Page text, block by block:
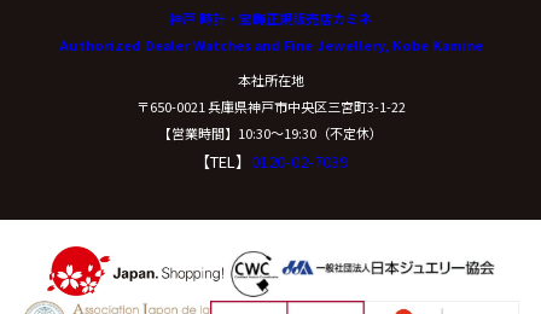
神戸 時計・宝飾正規販売店カミネ
Authorized Dealer Watches and Fine Jewellery, Kobe Kamine
本社所在地
〒650-0021 兵庫県神戸市中央区三宮町3-1-22
【営業時間】10:30〜19:30（不定休）
【TEL】 0120-02-7039